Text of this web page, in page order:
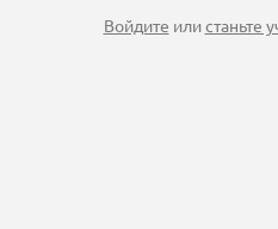
Войдите илистаньте